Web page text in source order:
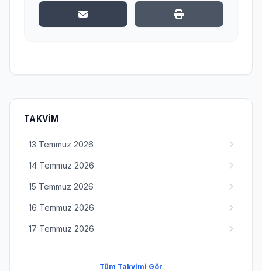
TAKVIM
13 Temmuz 2026
14 Temmuz 2026
15 Temmuz 2026
16 Temmuz 2026
17 Temmuz 2026
Tüm Takvimi Gör